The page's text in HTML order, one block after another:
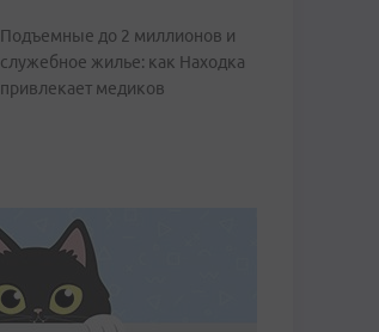
Подъемные до 2 миллионов и
служебное жилье: как Находка
привлекает медиков